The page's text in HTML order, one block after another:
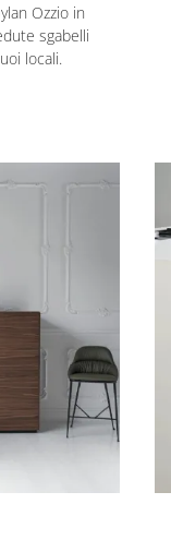
Ozzio in
sgabelli
locali.